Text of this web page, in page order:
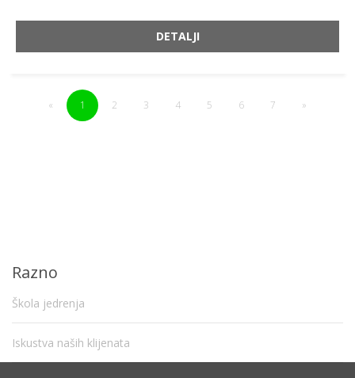
DETALJI
« 1 2 3 4 5 6 7 »
Razno
Škola jedrenja
Iskustva naših klijenata